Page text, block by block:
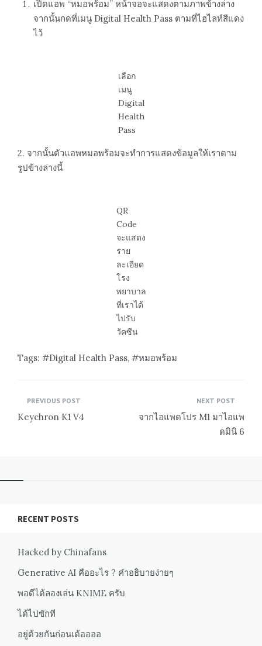
เปิดแอพ “หมอพร้อม” หน้าจอจะแสดงตามภาพข้างล่าง
จากนั้นกดที่เมนู Digital Health Pass ตามที่ไฮไลท์สีแดง
ไว้
เลือก
เมนู
Digital
Health
Pass
2. จากนั้นตัวแอพหมอพร้อมจะทำการแสดงข้อมูลให้เราตาม
รูปข้างล่างนี้
QR
Code
จะแสดง
ราย
ละเอียด
โรง
พยาบาล
ที่เราได้
ไปรับ
วัคซีน
Tags: Digital Health Pass, หมอพร้อม
Post
navigation
PREVIOUS POST
Keychron K1 V4
NEXT POST
จากไอแพดโปร M1 มาไอแพ
ดมินิ 6
RECENT POSTS
Hacked by Chinafans
Generative AI คืออะไร ? คำอธิบายง่ายๆ
พอดีได้ลองเล่น KNIME ครับ
ได้ไปซักที
อยู่ด้วยกันก่อนเด้ออออ